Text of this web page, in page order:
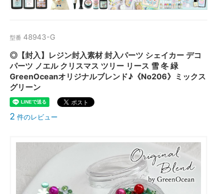
型番 48943-G
◎【封入】レジン封入素材 封入パーツ シェイカー デコ
パーツ ノエル クリスマス ツリー リース 雪 冬 緑
GreenOceanオリジナルブレンド♪《No206》ミックス
グリーン
2 件のレビュー